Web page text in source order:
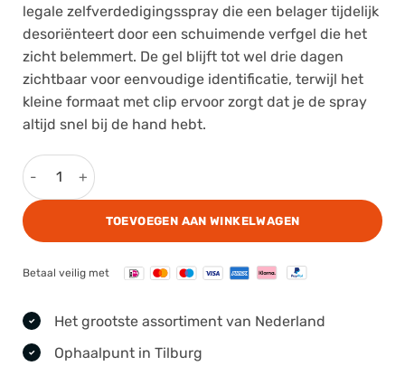
legale zelfverdedigingsspray die een belager tijdelijk
desoriënteert door een schuimende verfgel die het
zicht belemmert. De gel blijft tot wel drie dagen
zichtbaar voor eenvoudige identificatie, terwijl het
kleine formaat met clip ervoor zorgt dat je de spray
altijd snel bij de hand hebt.
Zelfverdedigingsspray TW1000 TIW Paint Gel aantal
TOEVOEGEN AAN WINKELWAGEN
Betaal veilig met
Het grootste assortiment van Nederland
Ophaalpunt in Tilburg